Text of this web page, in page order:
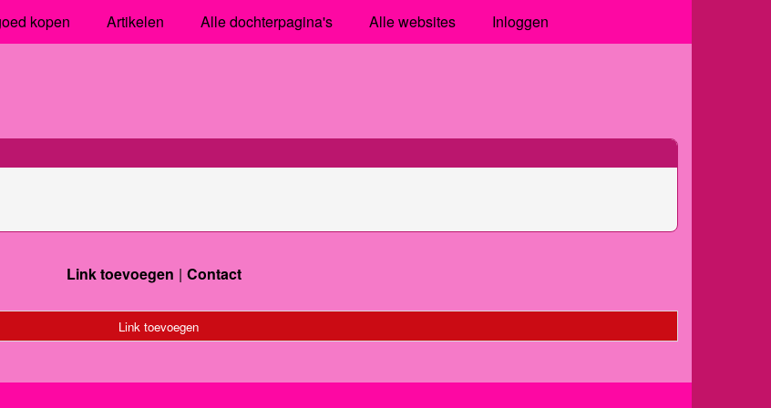
kopen Artikelen Alle dochterpagina's Alle websites Inloggen
Link toevoegen Contact
Link toevoegen